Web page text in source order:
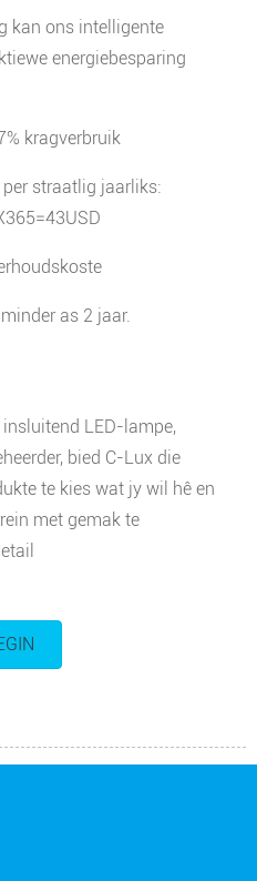
kan ons intelligente
energiebesparing
kragverbruik
straatlig jaarliks:
as 2 jaar.
LED-lampe,
bied C-Lux die
te kies wat jy wil hê en
met gemak te